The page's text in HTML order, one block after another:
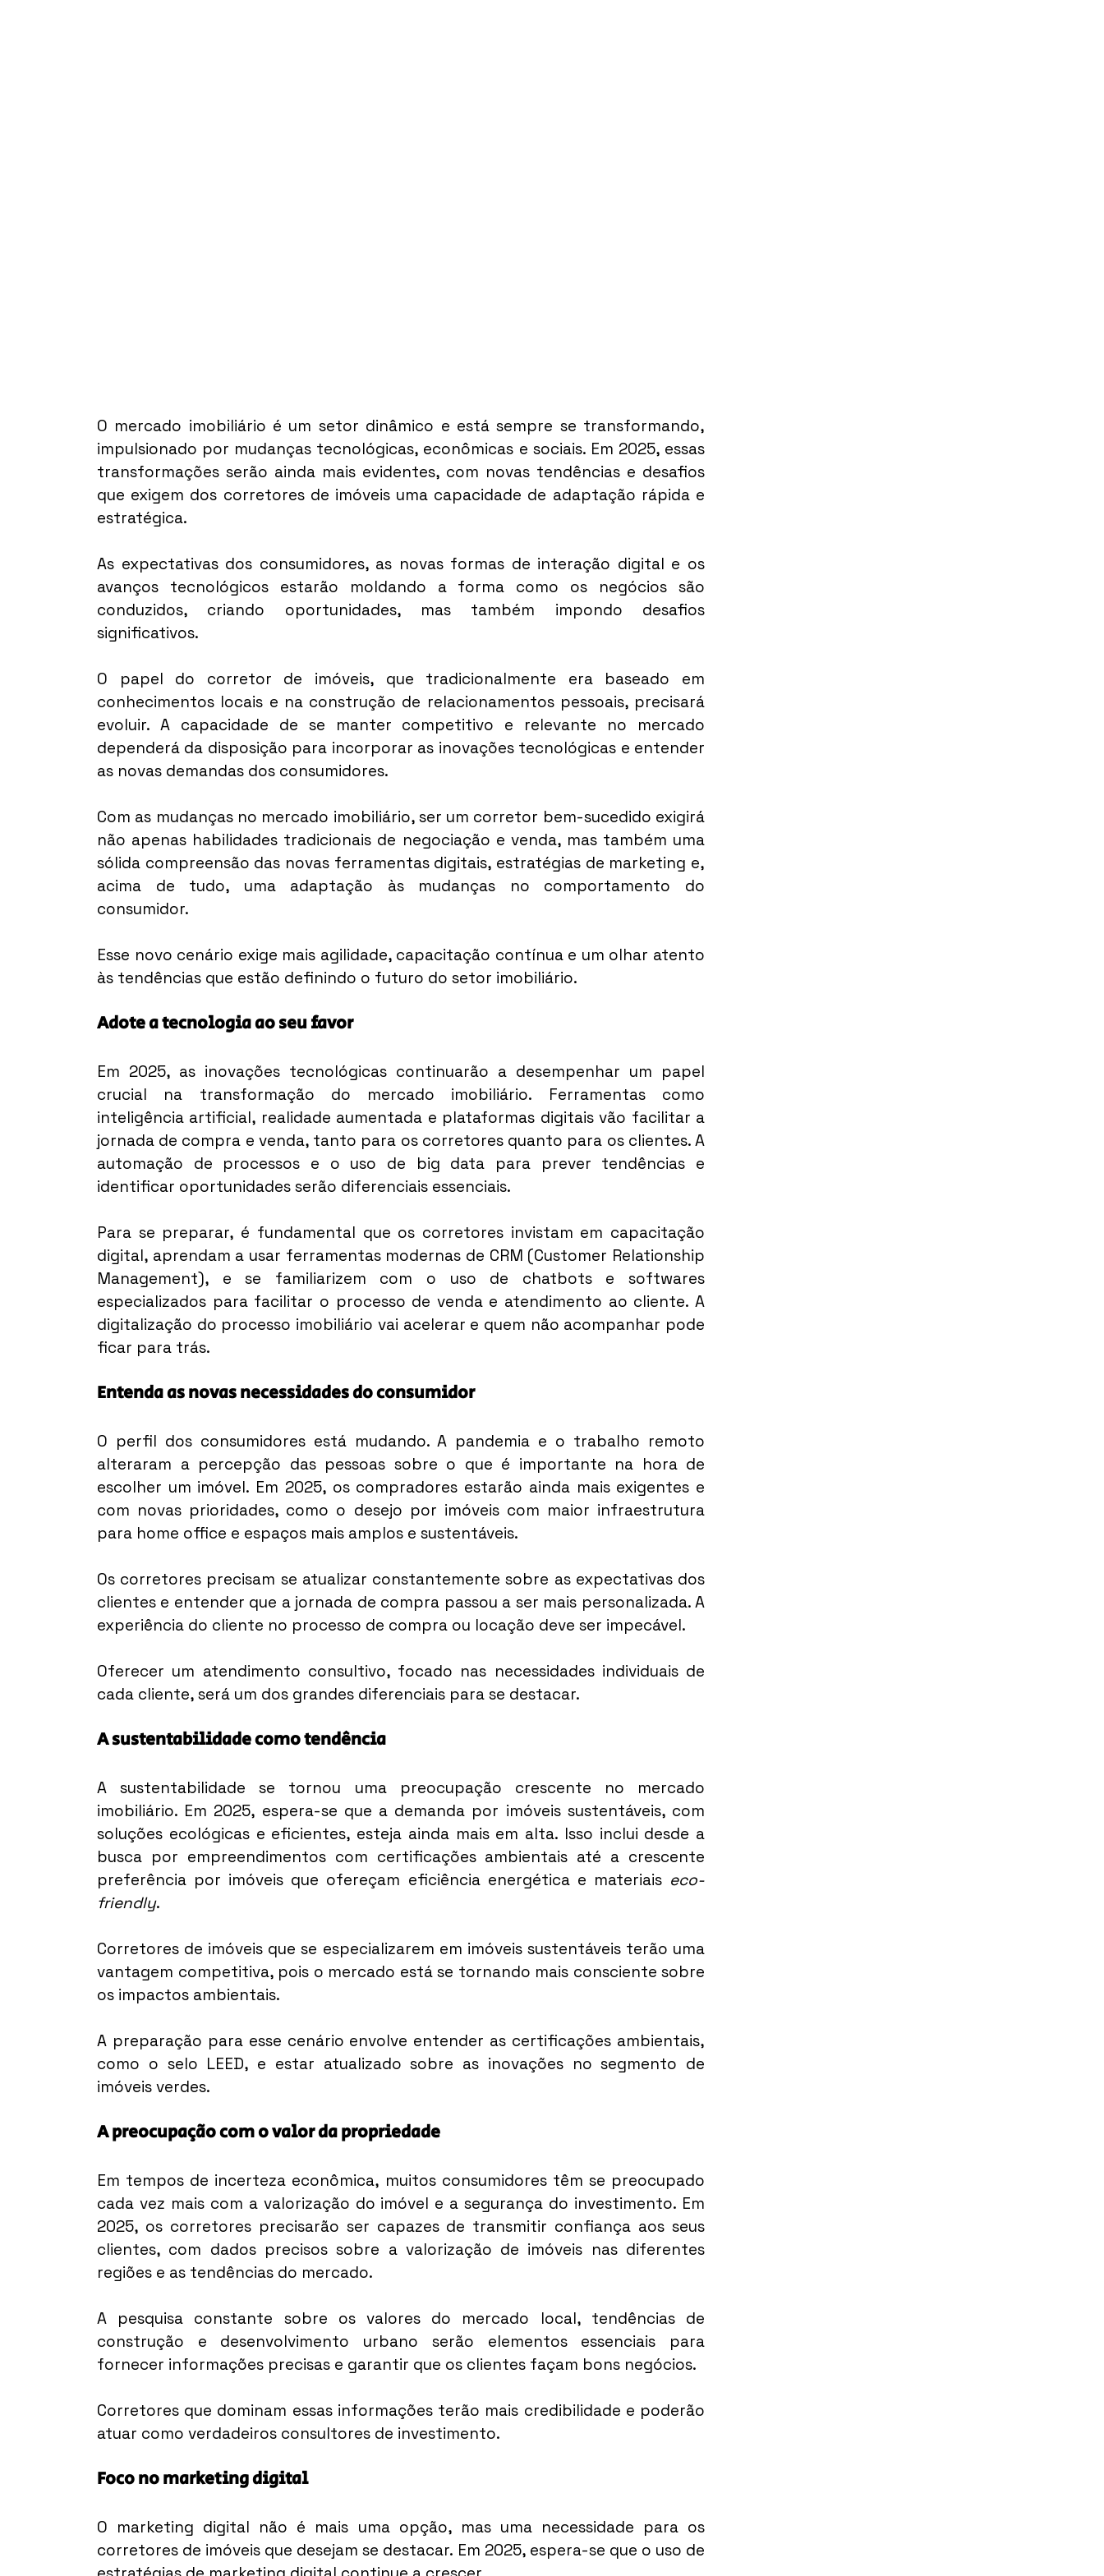
O mercado imobiliário é um setor dinâmico e está sempre se transformando,
impulsionado por mudanças tecnológicas, econômicas e sociais. Em 2025, essas
transformações serão ainda mais evidentes, com novas tendências e desafios
que exigem dos corretores de imóveis uma capacidade de adaptação rápida e
estratégica.
As expectativas dos consumidores, as novas formas de interação digital e os
avanços tecnológicos estarão moldando a forma como os negócios são
conduzidos, criando oportunidades, mas também impondo desafios
significativos.
O papel do corretor de imóveis, que tradicionalmente era baseado em
conhecimentos locais e na construção de relacionamentos pessoais, precisará
evoluir. A capacidade de se manter competitivo e relevante no mercado
dependerá da disposição para incorporar as inovações tecnológicas e entender
as novas demandas dos consumidores.
Com as mudanças no mercado imobiliário, ser um corretor bem-sucedido exigirá
não apenas habilidades tradicionais de negociação e venda, mas também uma
sólida compreensão das novas ferramentas digitais, estratégias de marketing e,
acima de tudo, uma adaptação às mudanças no comportamento do
consumidor.
Esse novo cenário exige mais agilidade, capacitação contínua e um olhar atento
às tendências que estão definindo o futuro do setor imobiliário.
Adote a tecnologia ao seu favor
Em 2025, as inovações tecnológicas continuarão a desempenhar um papel
crucial na transformação do mercado imobiliário. Ferramentas como
inteligência artificial, realidade aumentada e plataformas digitais vão facilitar a
jornada de compra e venda, tanto para os corretores quanto para os clientes. A
automação de processos e o uso de big data para prever tendências e
identificar oportunidades serão diferenciais essenciais.
Para se preparar, é fundamental que os corretores invistam em capacitação
digital, aprendam a usar ferramentas modernas de CRM (Customer Relationship
Management), e se familiarizem com o uso de chatbots e softwares
especializados para facilitar o processo de venda e atendimento ao cliente. A
digitalização do processo imobiliário vai acelerar e quem não acompanhar pode
ficar para trás.
Entenda as novas necessidades do consumidor
O perfil dos consumidores está mudando. A pandemia e o trabalho remoto
alteraram a percepção das pessoas sobre o que é importante na hora de
escolher um imóvel. Em 2025, os compradores estarão ainda mais exigentes e
com novas prioridades, como o desejo por imóveis com maior infraestrutura
para home office e espaços mais amplos e sustentáveis.
Os corretores precisam se atualizar constantemente sobre as expectativas dos
clientes e entender que a jornada de compra passou a ser mais personalizada. A
experiência do cliente no processo de compra ou locação deve ser impecável.
Oferecer um atendimento consultivo, focado nas necessidades individuais de
cada cliente, será um dos grandes diferenciais para se destacar.
A sustentabilidade como tendência
A sustentabilidade se tornou uma preocupação crescente no mercado
imobiliário. Em 2025, espera-se que a demanda por imóveis sustentáveis, com
soluções ecológicas e eficientes, esteja ainda mais em alta. Isso inclui desde a
busca por empreendimentos com certificações ambientais até a crescente
preferência por imóveis que ofereçam eficiência energética e materiais eco-
friendly.
Corretores de imóveis que se especializarem em imóveis sustentáveis terão uma
vantagem competitiva, pois o mercado está se tornando mais consciente sobre
os impactos ambientais.
A preparação para esse cenário envolve entender as certificações ambientais,
como o selo LEED, e estar atualizado sobre as inovações no segmento de
imóveis verdes.
A preocupação com o valor da propriedade
Em tempos de incerteza econômica, muitos consumidores têm se preocupado
cada vez mais com a valorização do imóvel e a segurança do investimento. Em
2025, os corretores precisarão ser capazes de transmitir confiança aos seus
clientes, com dados precisos sobre a valorização de imóveis nas diferentes
regiões e as tendências do mercado.
A pesquisa constante sobre os valores do mercado local, tendências de
construção e desenvolvimento urbano serão elementos essenciais para
fornecer informações precisas e garantir que os clientes façam bons negócios.
Corretores que dominam essas informações terão mais credibilidade e poderão
atuar como verdadeiros consultores de investimento.
Foco no marketing digital
O marketing digital não é mais uma opção, mas uma necessidade para os
corretores de imóveis que desejam se destacar. Em 2025, espera-se que o uso de